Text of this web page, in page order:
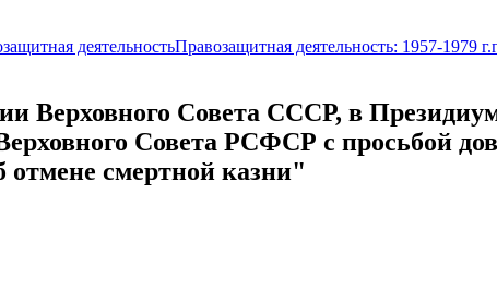
деятельностьПравозащитная деятельность: 1957-1979
Верховного Совета СССР, в Президиум
Совета РСФСР с просьбой
смертной казни"